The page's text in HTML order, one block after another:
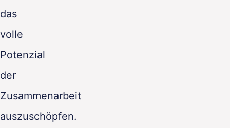
das
volle
Potenzial
der
Zusammenarbeit
auszuschöpfen.